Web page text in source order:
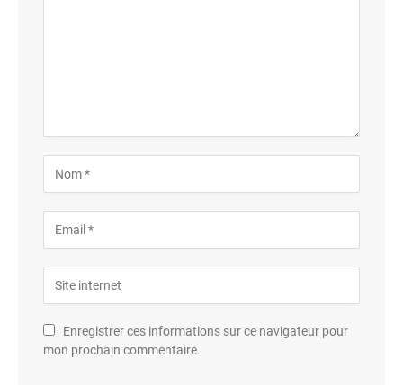
Enregistrer ces informations sur ce navigateur pour
mon prochain commentaire.